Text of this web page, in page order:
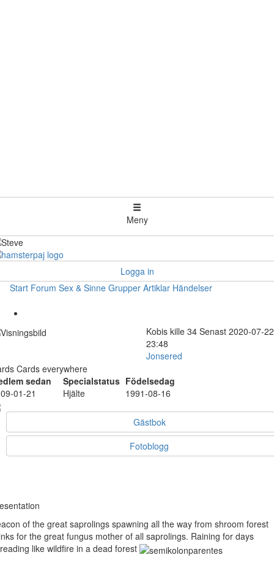
Meny
Logga in
Start Forum Sex & Sinne Grupper Artiklar Händelser
Kobis kille 34 Senast 2020-07-22
23:48
Jonsered
Cards everywhere
sedan
Specialstatus Födelsedag
01-21
Hjälte 1991-08-16
Gästbok
Fotoblogg
of the great saprolings spawning all the way from shroom forest
for the great fungus mother of all saprolings. Raining for days
like wildfire in a dead forest